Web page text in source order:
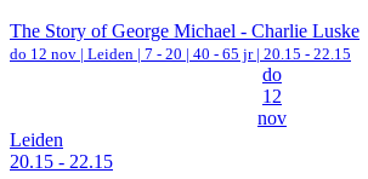
The Story of George Michael - Charlie Luske
do 12 nov | Leiden | 7 - 20 | 40 - 65 jr | 20.15 - 22.15
do
12
nov
Leiden
20.15 - 22.15